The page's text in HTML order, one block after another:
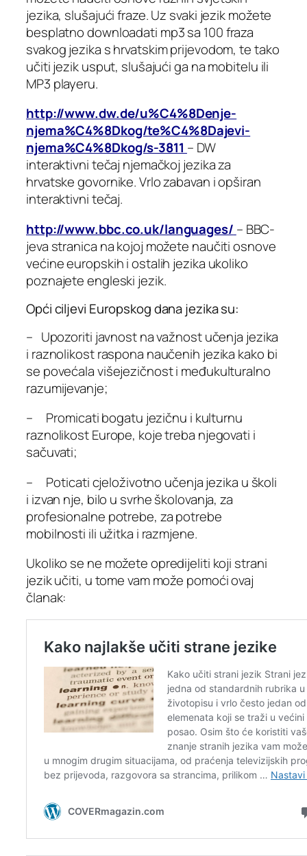
jezika, slušajući fraze. Uz svaki jezik možete
besplatno downloadati mp3 sa 100 fraza
svakog jezika s hrvatskim prijevodom, te tako
učiti jezik usput, slušajući ga na mobitelu ili
MP3 playeru.
http://www.dw.de/u%C4%8Denje-
njema%C4%8Dkog/te%C4%8Dajevi-
njema%C4%8Dkog/s-3811 – DW
interaktivni tečaj njemačkoj jezika za
hrvatske govornike. Vrlo zabavan i opširan
interaktivni tečaj.
http://www.bbc.co.uk/languages/ – BBC-
jeva stranica na kojoj možete naučiti osnove
većine europskih i ostalih jezika ukoliko
poznajete engleski jezik.
Opći ciljevi Europskog dana jezika su:
– Upozoriti javnost na važnost učenja jezika
i raznolikost raspona naučenih jezika kako bi
se povećala višejezičnost i međukulturalno
razumijevanje;
– Promicati bogatu jezičnu i kulturnu
raznolikost Europe, koje treba njegovati i
sačuvati;
– Poticati cjeloživotno učenja jezika u školi
i izvan nje, bilo u svrhe školovanja, za
profesionalne potrebe, za potrebe
mobilnosti ili užitka i razmjene.
Ukoliko se ne možete opredijeliti koji strani
jezik učiti, u tome vam može pomoći ovaj
članak: